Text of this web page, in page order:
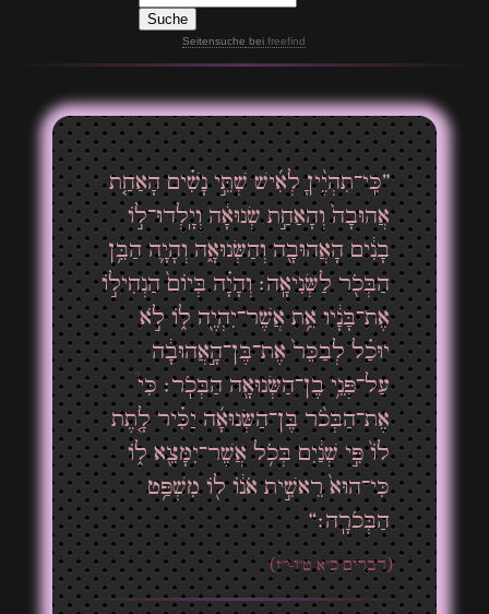
Seitensuche beifreefind
”כִּֽי־תִהְיֶ֨יןָ לְאִ֜ישׁ שְׁתֵּ֣י נָשִׁ֗ים הָאַחַ֤ת
אֲהוּבָה֙ וְהָאַחַ֣ת שְׂנוּאָ֔ה וְיָֽלְדוּ־ל֣וֹ
בָנִ֔ים הָאֲהוּבָ֖ה וְהַשְּׂנוּאָ֑ה וְהָיָ֛ה הַבֵּ֥ן
הַבְּכֹ֖ר לַשְּׂנִיאָֽה׃ וְהָיָ֗ה בְּיוֹם֙ הַנְחִיל֣וֹ
אֶת־בָּנָ֔יו אֵ֥ת אֲשֶׁר־יִהְיֶ֖ה ל֑וֹ לֹ֣א
יוּכַ֗ל לְבַכֵּר֙ אֶת־בֶּן־הָ֣אֲהוּבָ֔ה
עַל־פְּנֵ֥י בֶן־הַשְּׂנוּאָ֖ה הַבְּכֹֽר׃ כִּי֩
אֶת־הַבְּכֹ֨ר בֶּן־הַשְּׂנוּאָ֜ה יַכִּ֗יר לָ֤תֶת
לוֹ֙ פִּ֣י שְׁנַ֔יִם בְּכֹ֥ל אֲשֶׁר־יִמָּצֵ֖א ל֑וֹ
כִּי־הוּא֙ רֵאשִׁ֣ית אֹנ֔וֹ ל֖וֹ מִשְׁפַּ֥ט
הַבְּכֹרָֽה׃“
(דברים כ"א ט"ו-י"ז)